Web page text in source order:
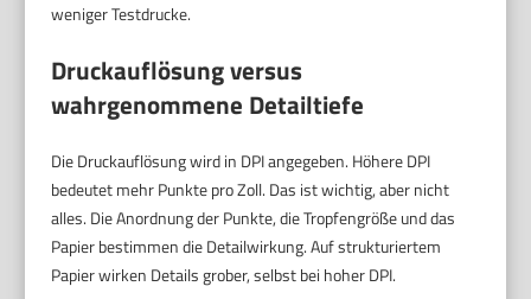
weniger Testdrucke.
Druckauflösung versus
wahrgenommene Detailtiefe
Die Druckauflösung wird in DPI angegeben. Höhere DPI
bedeutet mehr Punkte pro Zoll. Das ist wichtig, aber nicht
alles. Die Anordnung der Punkte, die Tropfengröße und das
Papier bestimmen die Detailwirkung. Auf strukturiertem
Papier wirken Details grober, selbst bei hoher DPI.